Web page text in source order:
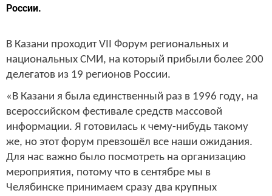
России.
В Казани проходит VII Форум региональных и
национальных СМИ, на который прибыли более 200
делегатов из 19 регионов России.
«В Казани я была единственный раз в 1996 году, на
всероссийском фестивале средств массовой
информации. Я готовилась к чему-нибудь такому
же, но этот форум превзошёл все наши ожидания.
Для нас важно было посмотреть на организацию
мероприятия, потому что в сентябре мы в
Челябинске принимаем сразу два крупных